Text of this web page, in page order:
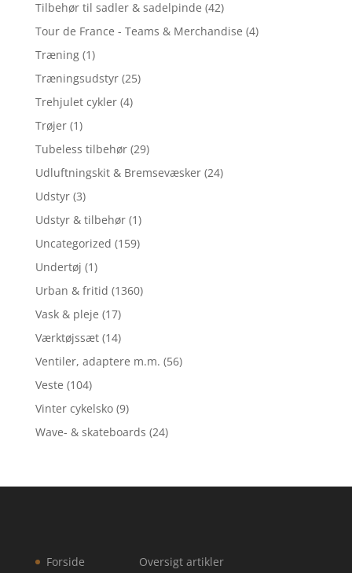
Tilbehør til sadler & sadelpinde (42)
Tour de France - Teams & Merchandise (4)
Træning (1)
Træningsudstyr (25)
Trehjulet cykler (4)
Trøjer (1)
Tubeless tilbehør (29)
Udluftningskit & Bremsevæsker (24)
Udstyr (3)
Udstyr & tilbehør (1)
Uncategorized (159)
Undertøj (1)
Urban & fritid (1360)
Vask & pleje (17)
Værktøjssæt (14)
Ventiler, adaptere m.m. (56)
Veste (104)
Vinter cykelsko (9)
Wave- & skateboards (24)
Forside
Oversigt artikler